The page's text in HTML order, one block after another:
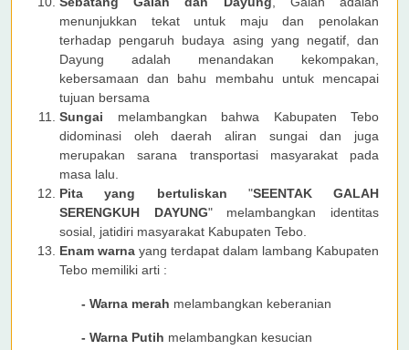
menunjukkan tekat untuk maju dan penolakan
terhadap pengaruh budaya asing yang negatif, dan
Dayung adalah menandakan kekompakan,
kebersamaan dan bahu membahu untuk mencapai
tujuan bersama
Sungai melambangkan bahwa Kabupaten Tebo
didominasi oleh daerah aliran sungai dan juga
merupakan sarana transportasi masyarakat pada
masa lalu.
Pita yang bertuliskan "SEENTAK GALAH
SERENGKUH DAYUNG" melambangkan identitas
sosial, jatidiri masyarakat Kabupaten Tebo.
Enam warna yang terdapat dalam lambang Kabupaten
Tebo memiliki arti :
- Warna merah melambangkan keberanian
- Warna Putih melambangkan kesucian